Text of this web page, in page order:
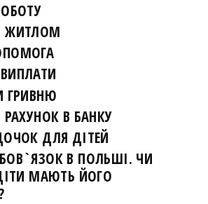
ЖИТЛОМ
ГРИВНЮ
В БАНКУ
ДЛЯ ДІТЕЙ
В ПОЛЬШІ. ЧИ
МАЮТЬ ЙОГО